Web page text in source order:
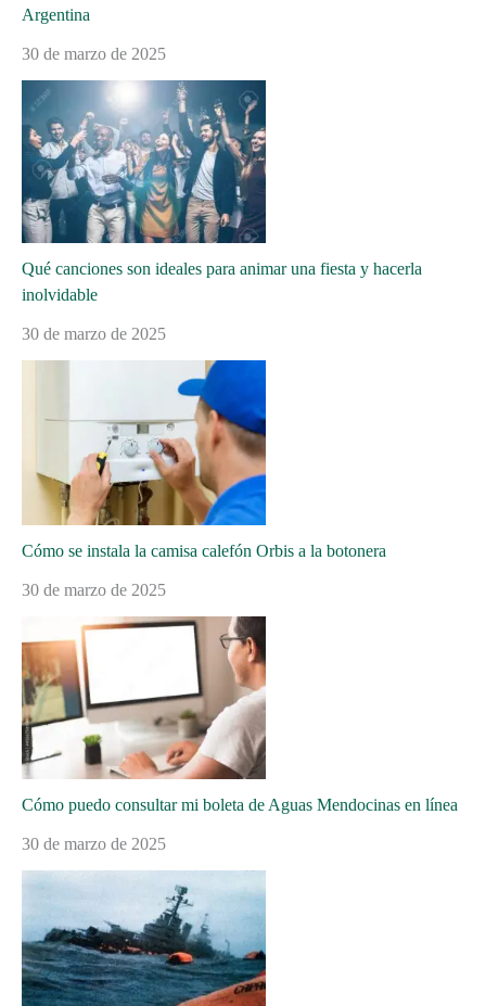
Argentina
30 de marzo de 2025
Qué canciones son ideales para animar una fiesta y hacerla
inolvidable
30 de marzo de 2025
Cómo se instala la camisa calefón Orbis a la botonera
30 de marzo de 2025
Cómo puedo consultar mi boleta de Aguas Mendocinas en línea
30 de marzo de 2025